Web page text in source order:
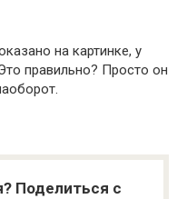
на картинке, у
правильно? Просто он
Поделиться с